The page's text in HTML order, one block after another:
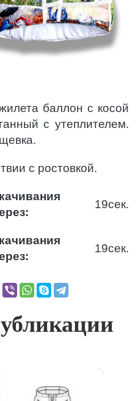
баллон с косой
с утеплителем.
с ростовкой.
19сек.
19сек.